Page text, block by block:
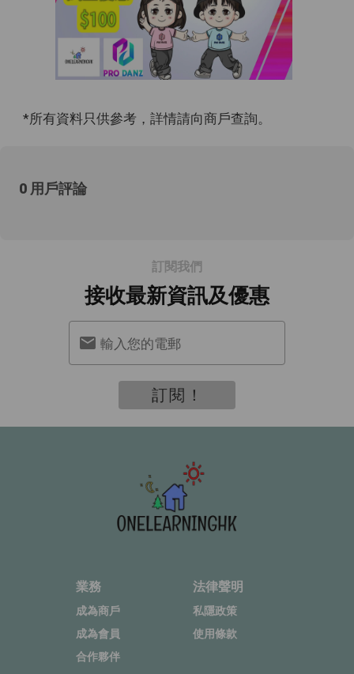
*所有資料只供參考，詳情請向商戶查詢。
0 用戶評論
訂閱我們
接收最新資訊及優惠
輸入您的電郵
訂閱！
業務
成為商戶
成為會員
合作夥伴
法律聲明
私隱政策
使用條款